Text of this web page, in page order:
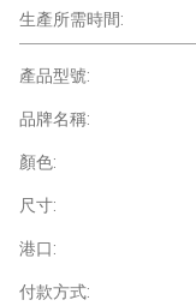
生產所需時間:
產品型號:
品牌名稱:
顏色:
尺寸:
港口:
付款方式: